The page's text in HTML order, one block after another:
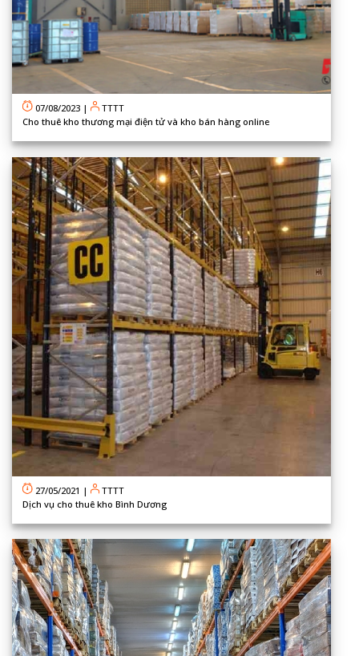
07/08/2023 |
TTTT
Cho thuê kho thương mại điện tử và kho bán hàng online
27/05/2021 |
TTTT
Dịch vụ cho thuê kho Bình Dương